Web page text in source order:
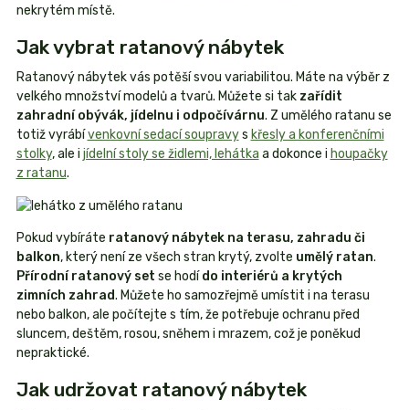
nekrytém místě.
Jak vybrat ratanový nábytek
Ratanový nábytek vás potěší svou variabilitou. Máte na výběr z
velkého množství modelů a tvarů. Můžete si takzařídit
zahradní obývák, jídelnu i odpočívárnu. Z umělého ratanu se
totiž vyrábívenkovní sedací soupravys křesly a konferenčními
stolky, ale i jídelní stoly se židlemi, lehátka a dokonce i houpačky
z ratanu.
Pokud vybíráte ratanový nábytek na terasu, zahradu či
balkon, který není ze všech stran krytý, zvolte umělý ratan.
Přírodní ratanový set se hodído interiérů a krytých
zimních zahrad. Můžete ho samozřejmě umístit i na terasu
nebo balkon, ale počítejte s tím, že potřebuje ochranu před
sluncem, deštěm, rosou, sněhem i mrazem, což je poněkud
nepraktické.
Jak udržovat ratanový nábytek